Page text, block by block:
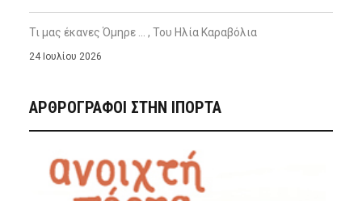
Τι μας έκανες Όμηρε … , Του Ηλία Καραβόλια
24 Ιουλίου 2026
ΑΡΘΡΟΓΡΑΦΟΙ ΣΤΗΝ IΠΟΡΤΑ